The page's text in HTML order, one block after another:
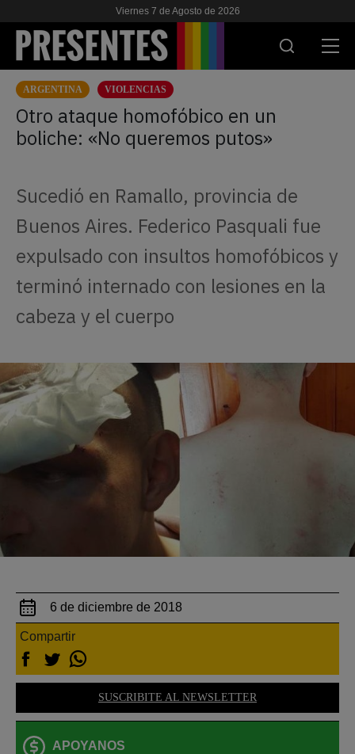
Viernes 7 de Agosto de 2026
ACTUALIDAD
INVESTIGACIONES
ESCUELA
APOYANOS
ARGENTINA VIOLENCIAS
Otro ataque homofóbico en un
boliche: «No queremos putos»
Sucedió en Ramallo, provincia de
Buenos Aires. Federico Pasquali fue
expulsado con insultos homofóbicos y
terminó internado con lesiones en la
cabeza y el cuerpo
6 de diciembre de 2018
Compartir
SUSCRIBITE AL NEWSLETTER
APOYANOS